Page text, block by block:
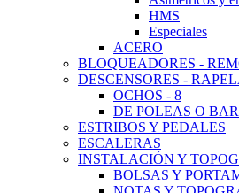
HMS
Especiales
ACERO
BLOQUEADORES -
DESCENSORES -
OCHOS - 8
DE POLEAS O
ESTRIBOS Y PEDALES
ESCALERAS
INSTALACIÓN Y
BOLSAS Y